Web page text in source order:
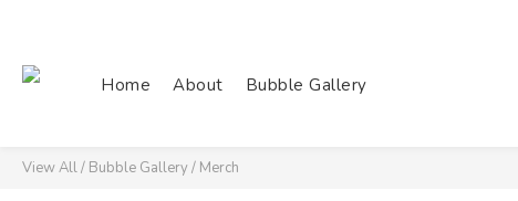
Home About Bubble Gallery
View All/ Bubble Gallery/ Merch